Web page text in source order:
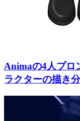
Animaの4人プロ
ラクターの描き